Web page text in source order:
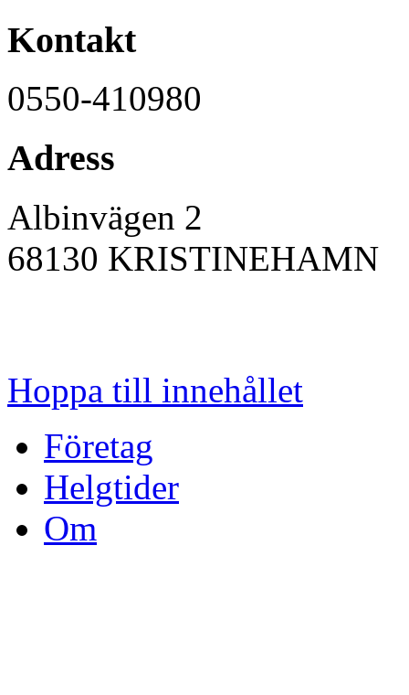
Kontakt
0550-410980
Adress
Albinvägen 2
68130 KRISTINEHAMN
Hoppa till innehållet
Företag
Helgtider
Om